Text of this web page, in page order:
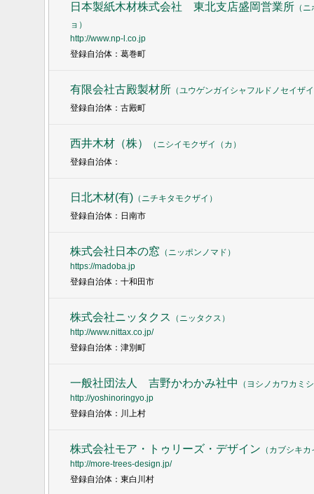
日本製紙木材株式会社 東北支店盛岡営業所（ ニ
ョ ）
http://www.np-l.co.jp
登録自治体：葛巻町
有限会社古殿製材所（ユウゲンガイシャフルドノセイザ
登録自治体：古殿町
西井木材（株） （ ニシイモクザイ（カ ）
登録自治体：
日北木材(有)（ ニチキタモクザイ ）
登録自治体：日南市
株式会社日本の窓 （ ニッポンノマド ）
https://madoba.jp
登録自治体：十和田市
株式会社ニッタクス （ ニッタクス ）
http://www.nittax.co.jp/
登録自治体：津別町
一般社団法人 吉野かわかみ社中 （ ヨシノカワカミ
http://yoshinoringyo.jp
登録自治体：川上村
株式会社モア・トゥリーズ・デザイン （ カブシキカ
http://more-trees-design.jp/
登録自治体：東白川村